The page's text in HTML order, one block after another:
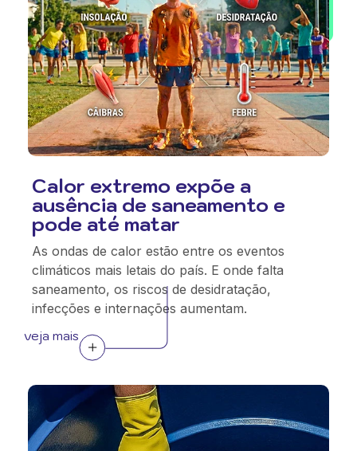
Calor extremo expõe a
ausência de saneamento e
pode até matar
As ondas de calor estão entre os eventos
climáticos mais letais do país. E onde falta
saneamento, os riscos de desidratação,
infecções e internações aumentam.
veja mais